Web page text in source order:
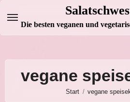
Inhalt
springen
Die besten veganen und
vegane
Start vegane